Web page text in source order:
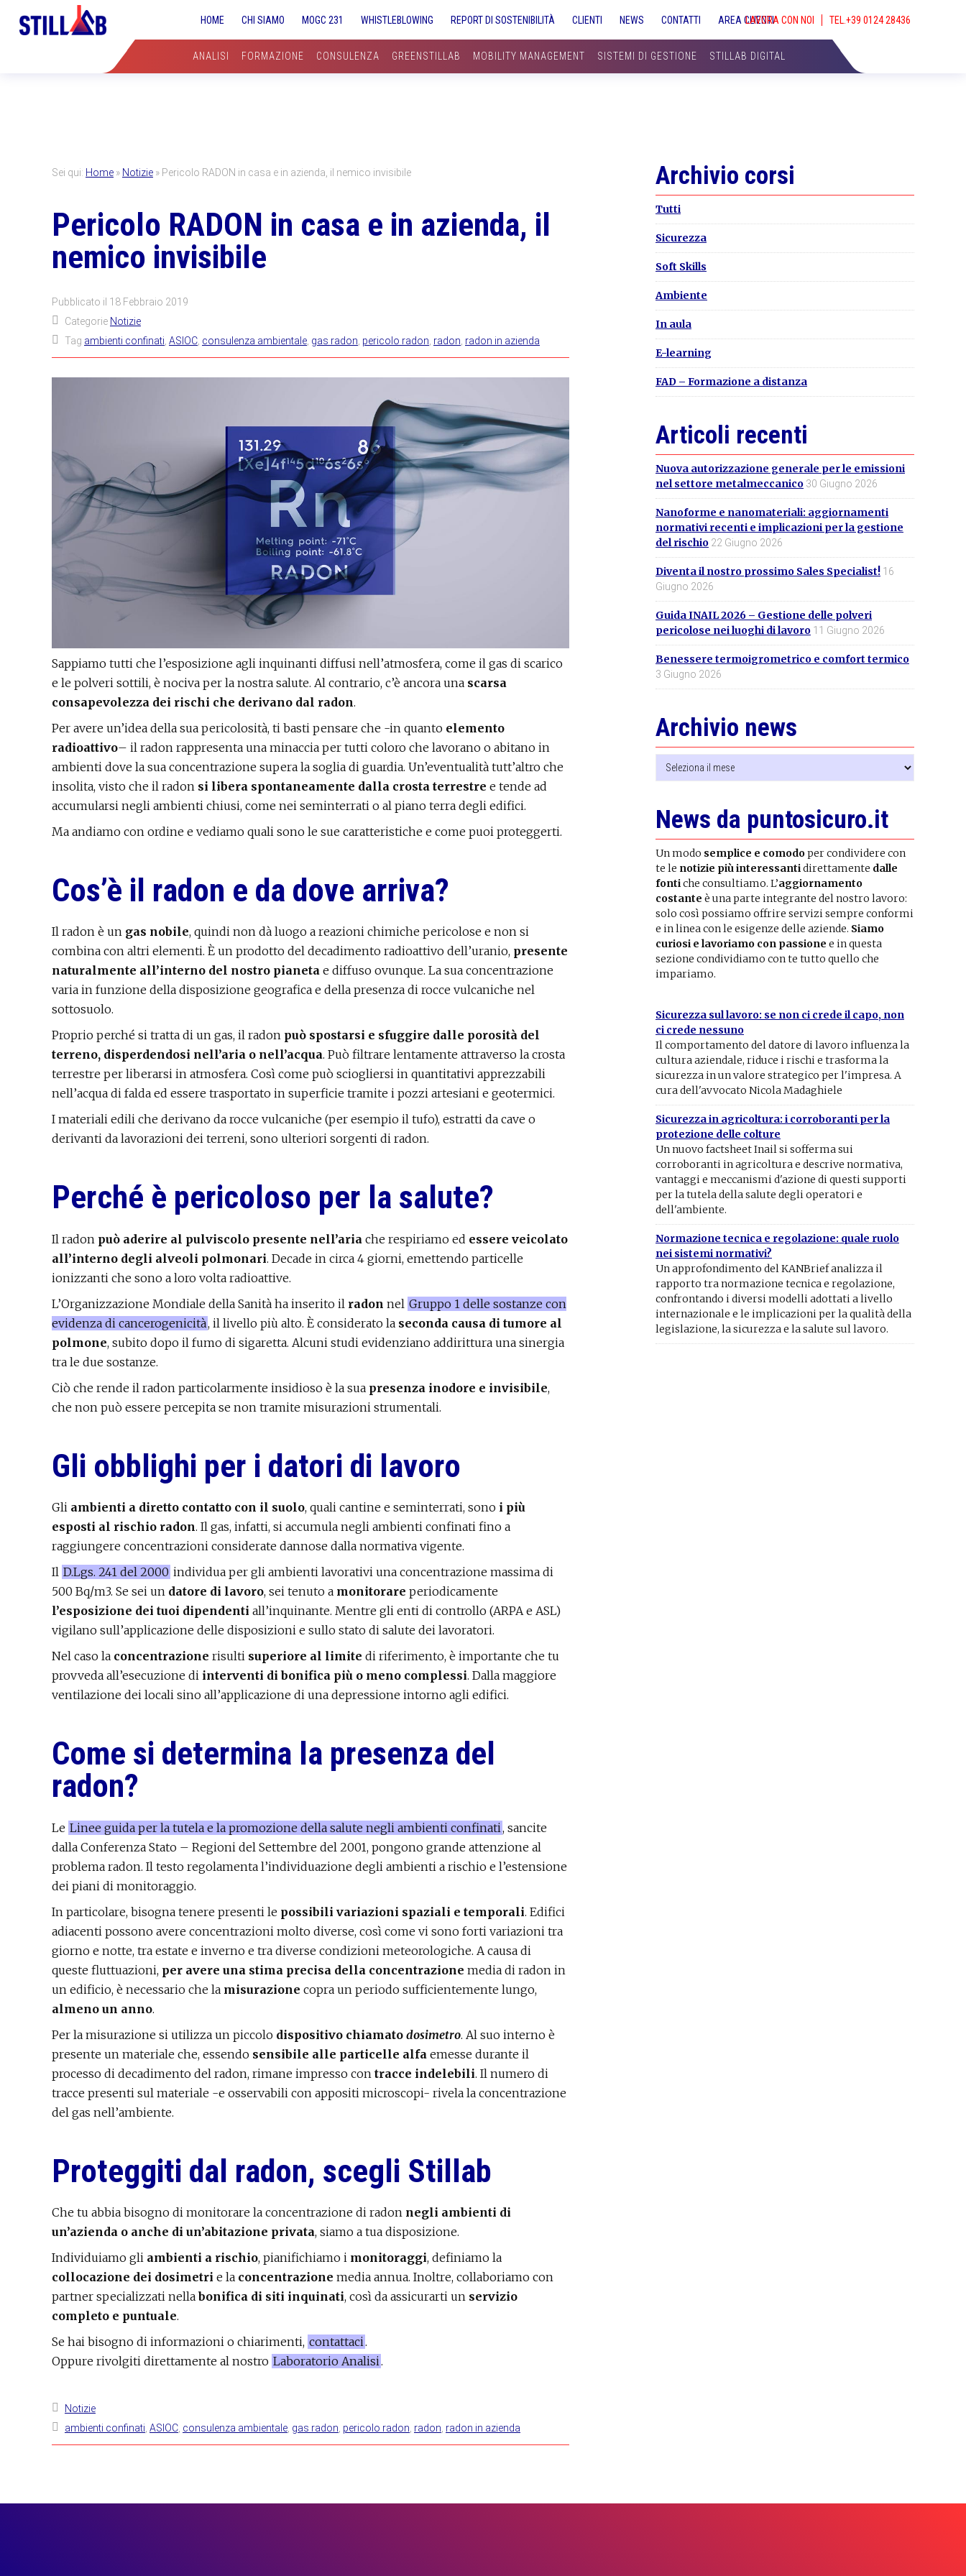
HOME CHI SIAMO MOGC 231 WHISTLEBLOWING REPORT DI SOSTENIBILITÀ CLIENTI NEWS CONTATTI AREA CLIENTILAVORA CON NOI
ANALISI
FORMAZIONE CONSULENZA GREENSTILLAB MOBILITY MANAGEMENT SISTEMI DI GESTIONE STILLAB DIGITAL
Sei qui: Home » Notizie » Pericolo RADON in casa e in azienda, il nemico invisibile
Pericolo RADON in casa e in azienda, il
nemico invisibile
Pubblicato il 18 Febbraio 2019
Categorie Notizie
Tag ambienti confinati ASIOC consulenza ambientale gas radon pericolo radon radon radon in azienda
Sappiamo tutti che l’esposizione agli inquinanti diffusi nell’atmosfera, come il gas di scarico
e le polveri sottili, è nociva per la nostra salute. Al contrario, c’è ancora una scarsa
consapevolezza dei rischi che derivano dal radon.
Per avere un’idea della sua pericolosità, ti basti pensare che -in quanto elemento
radioattivo– il radon rappresenta una minaccia per tutti coloro che lavorano o abitano in
ambienti dove la sua concentrazione supera la soglia di guardia. Un’eventualità tutt’altro che
insolita, visto che il radon si libera spontaneamente dalla crosta terrestre e tende ad
accumularsi negli ambienti chiusi, come nei seminterrati o al piano terra degli edifici.
Ma andiamo con ordine e vediamo quali sono le sue caratteristiche e come puoi proteggerti.
Cos’è il radon e da dove arriva?
Il radon è un gas nobile, quindi non dà luogo a reazioni chimiche pericolose e non si
combina con altri elementi. È un prodotto del decadimento radioattivo dell’uranio, presente
naturalmente all’interno del nostro pianeta e diffuso ovunque. La sua concentrazione
varia in funzione della disposizione geografica e della presenza di rocce vulcaniche nel
sottosuolo.
Proprio perché si tratta di un gas, il radon può spostarsi e sfuggire dalle porosità del
terreno, disperdendosi nell’aria o nell’acqua. Può filtrare lentamente attraverso la crosta
terrestre per liberarsi in atmosfera. Così come può sciogliersi in quantitativi apprezzabili
nell’acqua di falda ed essere trasportato in superficie tramite i pozzi artesiani e geotermici.
I materiali edili che derivano da rocce vulcaniche (per esempio il tufo), estratti da cave o
derivanti da lavorazioni dei terreni, sono ulteriori sorgenti di radon.
Perché è pericoloso per la salute?
Il radon può aderire al pulviscolo presente nell’aria che respiriamo ed essere veicolato
all’interno degli alveoli polmonari. Decade in circa 4 giorni, emettendo particelle
ionizzanti che sono a loro volta radioattive.
L’Organizzazione Mondiale della Sanità ha inserito il radon nel Gruppo 1 delle sostanze con
evidenza di cancerogenicità, il livello più alto. È considerato la seconda causa di tumore al
polmone, subito dopo il fumo di sigaretta. Alcuni studi evidenziano addirittura una sinergia
tra le due sostanze.
Ciò che rende il radon particolarmente insidioso è la sua presenza inodore e invisibile,
che non può essere percepita se non tramite misurazioni strumentali.
Gli obblighi per i datori di lavoro
Gli ambienti a diretto contatto con il suolo, quali cantine e seminterrati, sono i più
esposti al rischio radon. Il gas, infatti, si accumula negli ambienti confinati fino a
raggiungere concentrazioni considerate dannose dalla normativa vigente.
Il D.Lgs. 241 del 2000 individua per gli ambienti lavorativi una concentrazione massima di
500 Bq/m3. Se sei un datore di lavoro, sei tenuto a monitorare periodicamente
l’esposizione dei tuoi dipendenti all’inquinante. Mentre gli enti di controllo (ARPA e ASL)
vigilano sull’applicazione delle disposizioni e sullo stato di salute dei lavoratori.
Nel caso la concentrazione risulti superiore al limite di riferimento, è importante che tu
provveda all’esecuzione di interventi di bonifica più o meno complessi. Dalla maggiore
ventilazione dei locali sino all’applicazione di una depressione intorno agli edifici.
Come si determina la presenza del
radon?
Le Linee guida per la tutela e la promozione della salute negli ambienti confinati, sancite
dalla Conferenza Stato – Regioni del Settembre del 2001, pongono grande attenzione al
problema radon. Il testo regolamenta l’individuazione degli ambienti a rischio e l’estensione
dei piani di monitoraggio.
In particolare, bisogna tenere presenti le possibili variazioni spaziali e temporali. Edifici
adiacenti possono avere concentrazioni molto diverse, così come vi sono forti variazioni tra
giorno e notte, tra estate e inverno e tra diverse condizioni meteorologiche. A causa di
queste fluttuazioni, per avere una stima precisa della concentrazione media di radon in
un edificio, è necessario che la misurazione copra un periodo sufficientemente lungo,
almeno un anno.
Per la misurazione si utilizza un piccolo dispositivo chiamato dosimetro. Al suo interno è
presente un materiale che, essendo sensibile alle particelle alfa emesse durante il
processo di decadimento del radon, rimane impresso con tracce indelebili. Il numero di
tracce presenti sul materiale -e osservabili con appositi microscopi- rivela la concentrazione
del gas nell’ambiente.
Proteggiti dal radon, scegli Stillab
Che tu abbia bisogno di monitorare la concentrazione di radon negli ambienti di
un’azienda o anche di un’abitazione privata, siamo a tua disposizione.
Individuiamo gli ambienti a rischio, pianifichiamo i monitoraggi, definiamo la
collocazione dei dosimetri e la concentrazione media annua. Inoltre, collaboriamo con
partner specializzati nellabonifica di siti inquinati, così da assicurarti un servizio
completo e puntuale.
Se hai bisogno di informazioni o chiarimenti, contattaci.
Oppure rivolgiti direttamente al nostro Laboratorio Analisi.
Notizie
ambienti confinati, ASIOC, consulenza ambientale, gas radon, pericolo radon, radon, radon in azienda
Primary
Sidebar
Archivio corsi
Tutti
Sicurezza
Soft Skills
Ambiente
In aula
E-learning
FAD – Formazione a distanza
Articoli recenti
Nuova autorizzazione generale per le emissioni
nel settore metalmeccanico 30 Giugno 2026
Nanoforme e nanomateriali: aggiornamenti
normativi recenti e implicazioni per la gestione
del rischio 22 Giugno 2026
Diventa il nostro prossimo Sales Specialist! 16
Giugno 2026
Guida INAIL 2026 – Gestione delle polveri
pericolose nei luoghi di lavoro 11 Giugno 2026
Benessere termoigrometrico e comfort termico
3 Giugno 2026
Archivio news
Archivio
news
News da puntosicuro.it
Un modo semplice e comodoper condividere con
te le notizie più interessantidirettamente dalle
fontiche consultiamo. L’aggiornamento
costante è una parte integrante del nostro lavoro:
solo così possiamo offrire servizi sempre conformi
e in linea con le esigenze delle aziende. Siamo
curiosi e lavoriamo con passione e in questa
sezione condividiamo con te tutto quello che
impariamo.
Sicurezza sul lavoro: se non ci crede il capo, non
ci crede nessuno
Il comportamento del datore di lavoro influenza la
cultura aziendale, riduce i rischi e trasforma la
sicurezza in un valore strategico per l'impresa. A
cura dell'avvocato Nicola Madaghiele
Sicurezza in agricoltura: i corroboranti per la
protezione delle colture
Un nuovo factsheet Inail si sofferma sui
corroboranti in agricoltura e descrive normativa,
vantaggi e meccanismi d'azione di questi supporti
per la tutela della salute degli operatori e
dell'ambiente.
Normazione tecnica e regolazione: quale ruolo
nei sistemi normativi?
Un approfondimento del KANBrief analizza il
rapporto tra normazione tecnica e regolazione,
confrontando i diversi modelli adottati a livello
internazionale e le implicazioni per la qualità della
legislazione, la sicurezza e la salute sul lavoro.